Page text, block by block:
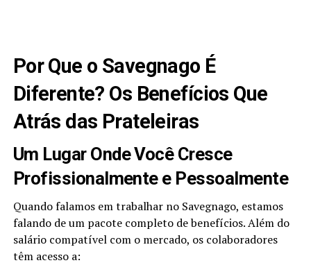
Por Que o Savegnago É
Diferente? Os Benefícios Que
Atrás das Prateleiras
Um Lugar Onde Você Cresce
Profissionalmente e Pessoalmente
Quando falamos em trabalhar no Savegnago, estamos
falando de um pacote completo de benefícios. Além do
salário compatível com o mercado, os colaboradores
têm acesso a: